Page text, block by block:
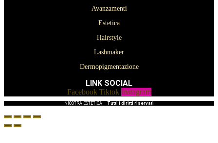
Avanzamenti
Estetica
Hairstyle
Lashmaker
Dermopigmentazione
LINK SOCIAL
Facebook Tiktok Instagram
NICOTRA ESTETICA – Tutti i diritti riservati